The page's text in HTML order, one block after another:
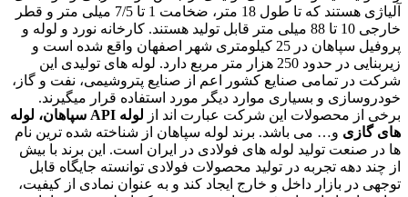
آلیاژی هستند که تا طول 18 متر، ضخامت 1 تا 7/5 میلی متر و قطر
خارجی 10 تا 88 میلی متر قابل تولید هستند. کارخانه نورد و لوله و
پروفیل سپاهان در 25 کیلومتری شهر اصفهان واقع شده است و
زیربنایی در حدود 250 هزار متر مربع دارد. لوله های تولیدی این
شرکت در تمامی صنایع کشور اعم از صنایع پتروشیمی، نفت و گاز،
خودروسازی و بسیاری موارد دیگر مورد استفاده قرار میگیرند.
برخی از محصولات این شرکت عبارت اند از لوله
سپاهان، لوله
های گازی و… می باشد. برند لوله سپاهان از شناخته شده ترین نام
ها در صنعت تولید لوله های فولادی در ایران است. این برند با بیش
از چند دهه تجربه در تولید محصولات فولادی توانسته جایگاه قابل
توجهی در بازار داخل و خارج ایجاد کند و به عنوان نمادی از کیفیت،